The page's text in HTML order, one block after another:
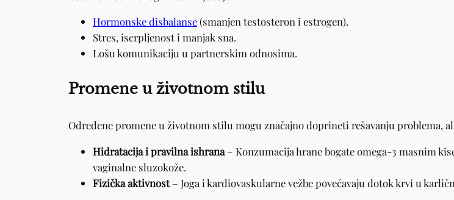
Hormonske disbalanse(smanjen testosteron i estrogen).
Stres, iscrpljenost i manjak sna.
Lošu komunikaciju u partnerskim odnosima.
Promene u životnom stilu
Određene promene u životnom stilu mogu značajno doprineti rešavanju problema,
Hidratacija i pravilna ishrana– Konzumacija hrane bogate omega-3 masnim
vaginalne sluzokože.
Fizička aktivnost– Joga i kardiovaskularne vežbe povećavaju dotok krvi u